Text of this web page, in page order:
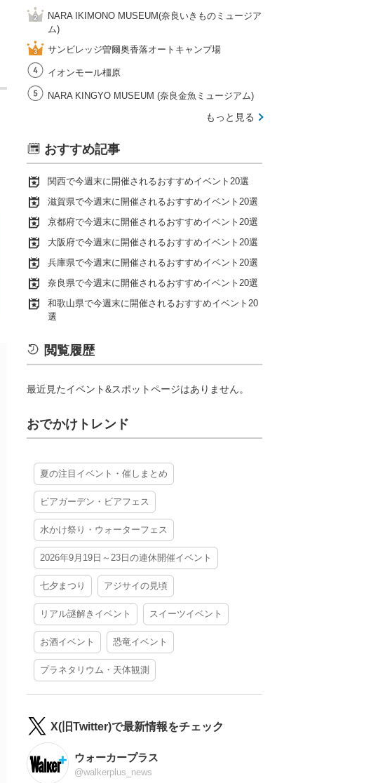
NARA IKIMONO MUSEUM(奈良いきものミュージア
ム)
サンビレッジ曽爾奥香落オートキャンプ場
イオンモール橿原
NARA KINGYO MUSEUM (奈良金魚ミュージアム)
もっと見る
おすすめ記事
関西で今週末に開催されるおすすめイベント20選
滋賀県で今週末に開催されるおすすめイベント20選
京都府で今週末に開催されるおすすめイベント20選
大阪府で今週末に開催されるおすすめイベント20選
兵庫県で今週末に開催されるおすすめイベント20選
奈良県で今週末に開催されるおすすめイベント20選
和歌山県で今週末に開催されるおすすめイベント20
選
閲覧履歴
最近見たイベント&スポットページはありません。
おでかけトレンド
夏の注目イベント・催しまとめ
ビアガーデン・ビアフェス
水かけ祭り・ウォーターフェス
2026年9月19日～23日の連休開催イベント
七夕まつり アジサイの見頃
リアル謎解きイベント スイーツイベント
お酒イベント 恐竜イベント
プラネタリウム・天体観測
X(旧Twitter)で最新情報をチェック
ウォーカープラス
@walkerplus_news